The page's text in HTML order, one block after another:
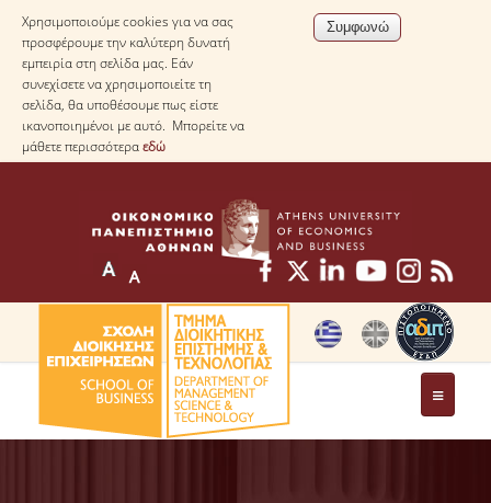
Χρησιμοποιούμε cookies για να σας
προσφέρουμε την καλύτερη δυνατή
εμπειρία στη σελίδα μας. Εάν
συνεχίσετε να χρησιμοποιείτε τη
σελίδα, θα υποθέσουμε πως είστε
ικανοποιημένοι με αυτό. Μπορείτε να
μάθετε περισσότεραεδώ
ΤΟ ΤΜΗΜΑ